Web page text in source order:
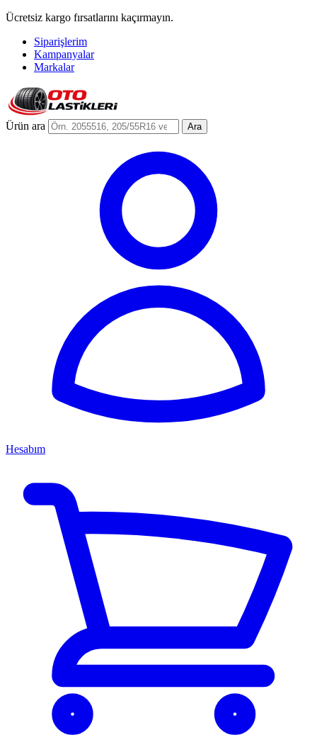
Ücretsiz kargo fırsatlarını kaçırmayın.
Siparişlerim
Kampanyalar
Markalar
Ürün ara Ara
Hesabım